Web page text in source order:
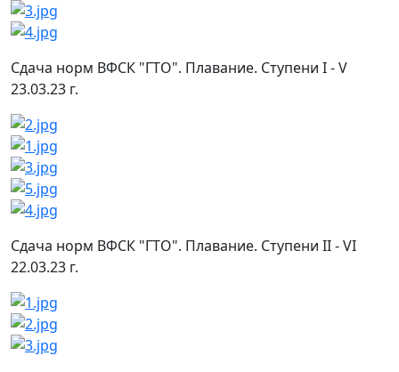
Сдача норм ВФСК "ГТО". Плавание. Ступени I - V
23.03.23 г.
Сдача норм ВФСК "ГТО". Плавание. Ступени II - VI
22.03.23 г.